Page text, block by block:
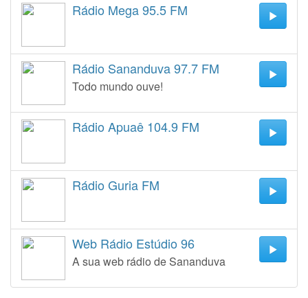
Rádio Mega 95.5 FM
Rádio Sananduva 97.7 FM
Todo mundo ouve!
Rádio Apuaê 104.9 FM
Rádio Guria FM
Web Rádio Estúdio 96
A sua web rádio de Sananduva